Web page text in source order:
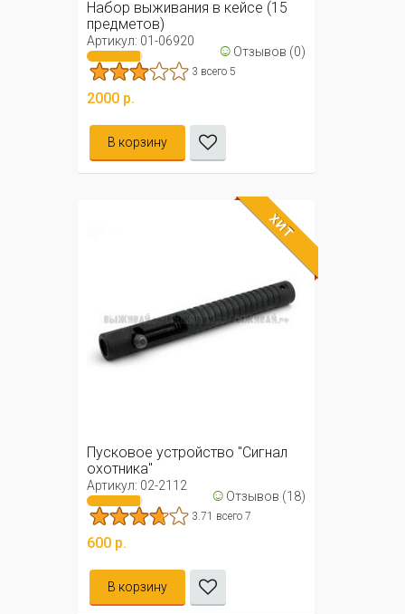
Набор выживания в кейсе (15
предметов)
Артикул: 01-06920 ☺ Отзывов (0)
3 всего 5
2000 р.
В корзину
ХИТ
Пусковое устройство "Сигнал
охотника"
Артикул: 02-2112 ☺ Отзывов (18)
3.71 всего 7
600 р.
В корзину